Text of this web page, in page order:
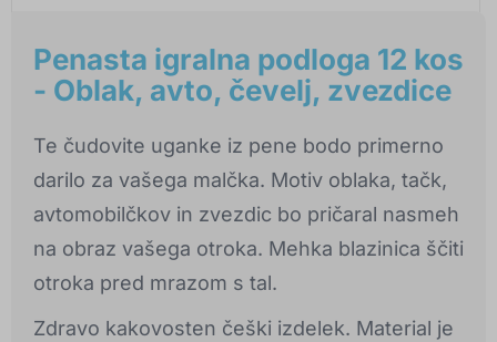
Penasta igralna podloga 12 kos
- Oblak, avto, čevelj, zvezdice
Te čudovite uganke iz pene bodo primerno
darilo za vašega malčka. Motiv oblaka, tačk,
avtomobilčkov in zvezdic bo pričaral nasmeh
na obraz vašega otroka. Mehka blazinica ščiti
otroka pred mrazom s tal.
Zdravo kakovosten češki izdelek. Material je